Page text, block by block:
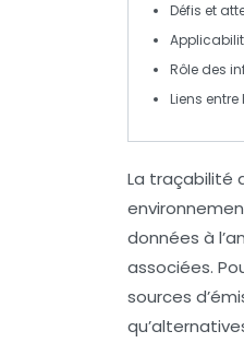
Défis et
Rôle des
Liens entre
La traçabilité
données à l’
associées.
sources